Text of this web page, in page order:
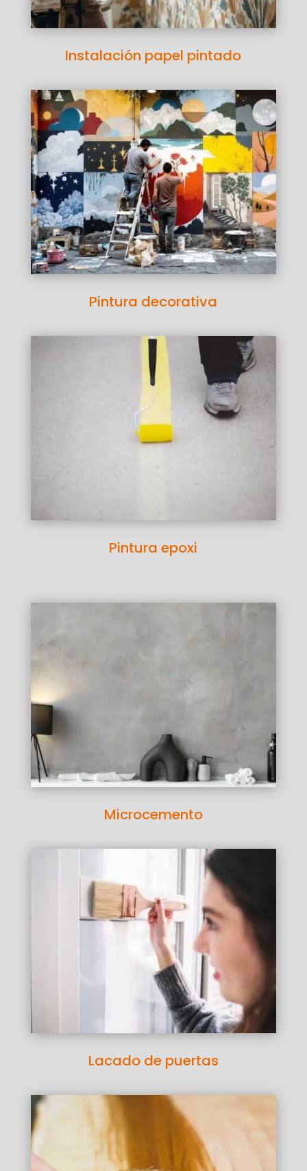
Instalación papel pintado
Pintura decorativa
Pintura epoxi
Microcemento
Lacado de puertas